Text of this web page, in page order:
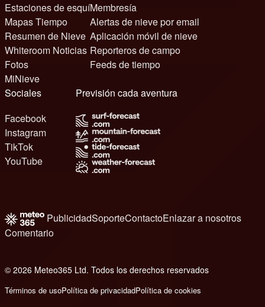
Estaciones de esquí
Mapas Tiempo
Resumen de Nieve
Whiteroom Noticias
Fotos
MiNieve
Membresía
Alertas de nieve por email
Aplicación móvil de nieve
Reporteros de campo
Feeds de tiempo
Sociales
Facebook
Instagram
TikTok
YouTube
Previsión cada aventura
PublicidadSoporteContactoEnlazar a nosotros
Comentario
© 2026 Meteo365 Ltd. Todos los derechos reservados
Términos de usoPolítica de privacidadPolítica de cookies